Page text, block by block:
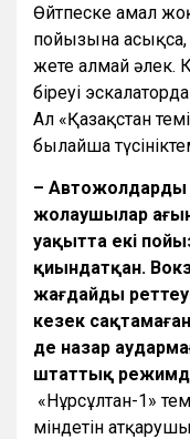
Өйтпеске амал
пойызына асықса,
жете алмай әлек.
біреуі
Ал «Қазақстан
былайша
–
жолаушылар
уақытта екі
қиындатқан.
жағдайды
кезек
де назар
штаттық
«Нұрсұлтан-1»
міндетін